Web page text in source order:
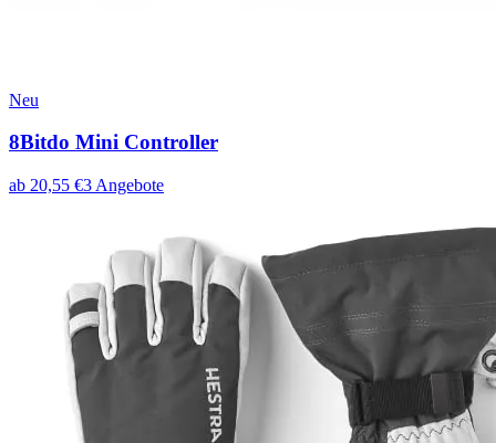
Neu
8Bitdo Mini Controller
ab 20,55 €3 Angebote